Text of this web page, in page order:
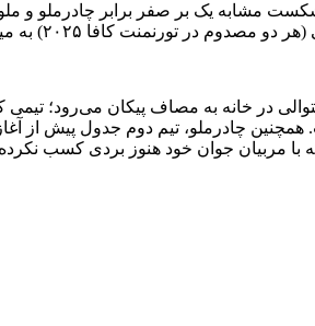
شکست مشابه یک بر صفر برابر چادرملو
تا شاید اولین امتیاز و گل فصل خود را به دست آورند.
در خانه به مصاف پیکان می‌رود؛
چادرملو، تیم دوم جدول پیش از
مربیان جوان خود هنوز بردی کسب